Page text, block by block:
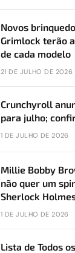
Novos
Grimlock terão
de cada modelo
21 DE JULHO DE 2026
Crunchyroll
para julho;
1 DE JULHO DE 2026
Millie Bobby
não quer um
Sherlock
1 DE JULHO DE 2026
Lista de Todos